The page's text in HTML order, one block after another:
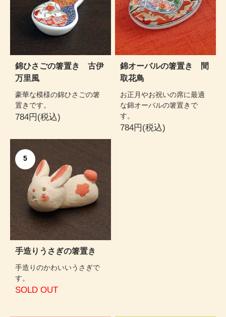
錦ひさごの箸置き 古伊
万里風
豪華な模様の錦ひさごの箸
置きです。
784円(税込)
錦オーバルの箸置き 間
取花鳥
お正月やお祝いの席に最適
な錦オーバルの箸置きで
す。
784円(税込)
5
手造りうさぎの箸置き
手造りのかわいいうさぎで
す。
SOLD OUT